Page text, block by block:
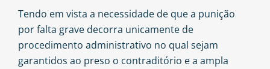
Tendo em vista a necessidade de que a punição
por falta grave decorra unicamente de
procedimento administrativo no qual sejam
garantidos ao preso o contraditório e a ampla